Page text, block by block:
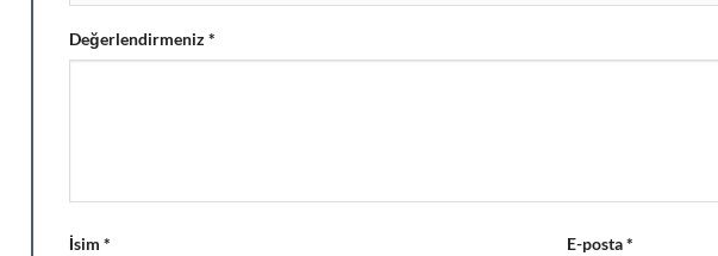
Değerlendirmeniz*
İsim * E-posta*